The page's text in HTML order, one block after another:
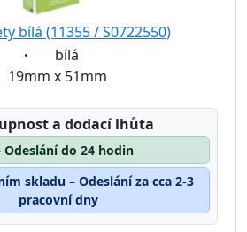
bílá (11355 / S0722550)
Eigenschaft:
bílá
19mm x 51mm
a dodací lhůta
Odeslání do 24 hodin
skladu – Odeslání za cca 2-3
pracovní dny